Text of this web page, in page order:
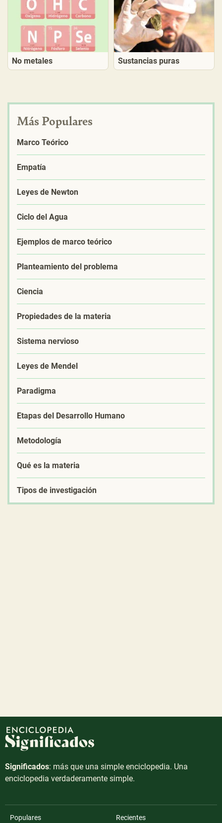
No metales Sustancias puras
Más Populares
Marco Teórico
Empatía
Leyes de Newton
Ciclo del Agua
Ejemplos de marco teórico
Planteamiento del problema
Ciencia
Propiedades de la materia
Sistema nervioso
Leyes de Mendel
Paradigma
Etapas del Desarrollo Humano
Metodología
Qué es la materia
Tipos de investigación
Significados: más que una simple enciclopedia. Una
enciclopedia verdaderamente simple.
Populares Recientes